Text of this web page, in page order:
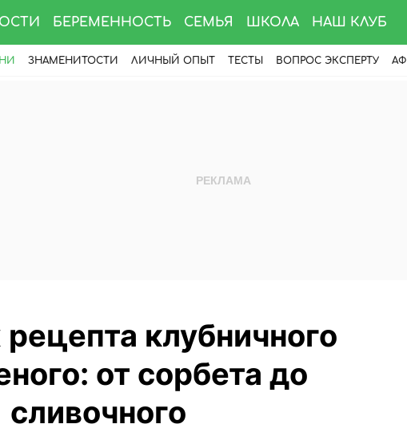
БЕРЕМЕННОСТЬ СЕМЬЯ ШКОЛА НАШ КЛУБ
ЗНАМЕНИТОСТИ ЛИЧНЫЙ ОПЫТ ТЕСТЫ ВОПРОС ЭКСПЕРТУ
клубничного
от сорбета до
сливочного